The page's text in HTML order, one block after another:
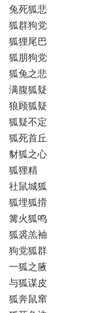
兔死狐悲
狐群狗党
狐狸尾巴
狐朋狗党
狐兔之悲
满腹狐疑
狼顾狐疑
狐疑不定
狐死首丘
豺狐之心
狐狸精
社鼠城狐
狐埋狐搰
篝火狐鸣
狐裘羔袖
狗党狐群
一狐之腋
与狐谋皮
狐奔鼠窜